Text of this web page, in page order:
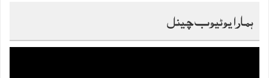
ہمارا یوٹیوب چینل